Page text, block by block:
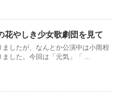
花やしき少女歌劇団を見て
ましたが、なんとか公演中は小雨程
ました。今回は「元気」「 ...